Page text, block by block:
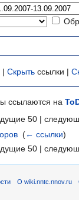
| Скрыть ссылки |
ссылаются на
50 |
‎(← ссылки)
50 |
О wiki.nntc.nnov.ru